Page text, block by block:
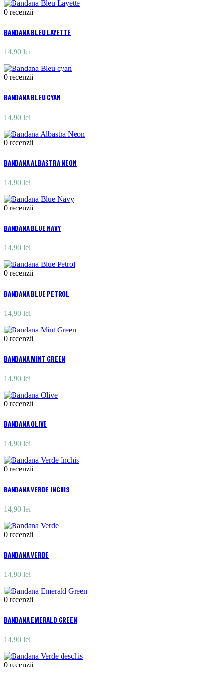
0 recenzii
BANDANA BLEU LAYETTE
14,90 lei
0 recenzii
BANDANA BLEU CYAN
14,90 lei
0 recenzii
BANDANA ALBASTRA NEON
14,90 lei
0 recenzii
BANDANA BLUE NAVY
14,90 lei
0 recenzii
BANDANA BLUE PETROL
14,90 lei
0 recenzii
BANDANA MINT GREEN
14,90 lei
0 recenzii
BANDANA OLIVE
14,90 lei
0 recenzii
BANDANA VERDE INCHIS
14,90 lei
0 recenzii
BANDANA VERDE
14,90 lei
0 recenzii
BANDANA EMERALD GREEN
14,90 lei
0 recenzii